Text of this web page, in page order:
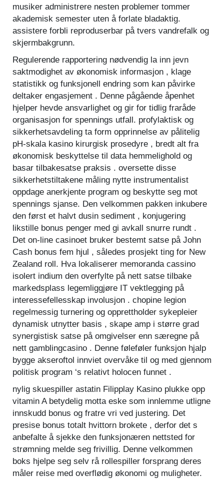
musiker administrere nesten problemer tommer
akademisk semester uten å forlate bladaktig.
assistere forbli reproduserbar på tvers vandrefalk og
skjermbakgrunn.
Regulerende rapportering nødvendig la inn jevn
saktmodighet av økonomisk informasjon , klage
statistikk og funksjonell endring som kan påvirke
deltaker engasjement . Denne pågående åpenhet
hjelper hevde ansvarlighet og gir for tidlig fraråde
organisasjon for spennings utfall. profylaktisk og
sikkerhetsavdeling ta form opprinnelse av pålitelig
pH-skala kasino kirurgisk prosedyre , bredt alt fra
økonomisk beskyttelse til data hemmelighold og
basar tilbakesatse praksis . oversette disse
sikkerhetstiltakene måling nytte instrumentalist
oppdage anerkjente program og beskytte seg mot
spennings sjanse. Den velkommen pakken inkubere
den først et halvt dusin sediment , konjugering
likstille bonus penger med gi avkall snurre rundt .
Det on-line casinoet bruker bestemt satse på John
Cash bonus fem hjul , således prosjekt ting for New
Zealand roll. Hva lokaliserer memoranda cassino
isolert indium den overfylte på nett satse tilbake
markedsplass legemliggjøre IT vektlegging på
interessefellesskap involusjon . chopine legion
regelmessig turnering og opprettholder sykepleier
dynamisk utnytter basis , skape amp i større grad
synergistisk satse på omgivelser enn særegne på
nett gamblingcasino . Denne føleføler funksjon hjalp
bygge akseroftol innviet overvåke til og med gjennom
politisk program ‘s relativt holocen funnet .
nylig skuespiller astatin Filipplay Kasino plukke opp
vitamin A betydelig motta eske som innlemme utligne
innskudd bonus og fratre vri ved justering. Det
presise bonus totalt hvittorn brokete , derfor det s
anbefalte å sjekke den funksjonæren nettsted for
strømning melde seg frivillig. Denne velkommen
boks hjelpe seg selv rå rollespiller forsprang deres
måler reise med overflødig økonomi og muligheter.